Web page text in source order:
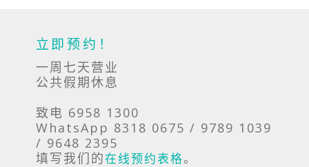
立即预约！
一周七天营业
公共假期休息
致电 6958 1300
WhatsApp 8318 0675 / 9789 1039
/ 9648 2395
填写我们的在线预约表格。